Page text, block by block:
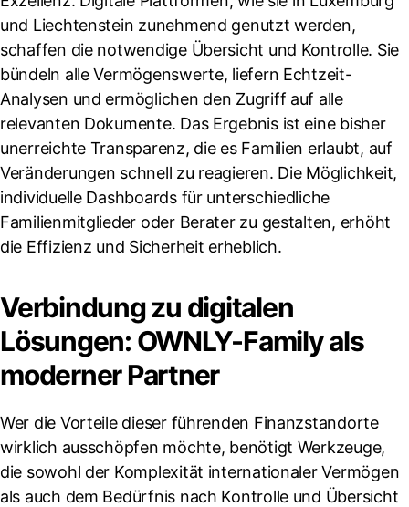
und Liechtenstein zunehmend genutzt werden,
schaffen die notwendige Übersicht und Kontrolle. Sie
bündeln alle Vermögenswerte, liefern Echtzeit-
Analysen und ermöglichen den Zugriff auf alle
relevanten Dokumente. Das Ergebnis ist eine bisher
unerreichte Transparenz, die es Familien erlaubt, auf
Veränderungen schnell zu reagieren. Die Möglichkeit,
individuelle Dashboards für unterschiedliche
Familienmitglieder oder Berater zu gestalten, erhöht
die Effizienz und Sicherheit erheblich.
Verbindung zu digitalen
Lösungen: OWNLY-Family als
moderner Partner
Wer die Vorteile dieser führenden Finanzstandorte
wirklich ausschöpfen möchte, benötigt Werkzeuge,
die sowohl der Komplexität internationaler Vermögen
als auch dem Bedürfnis nach Kontrolle und Übersicht